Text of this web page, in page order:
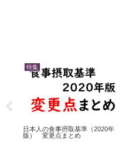
特集
日本人の食事摂取基準（2020年
版） 変更点まとめ